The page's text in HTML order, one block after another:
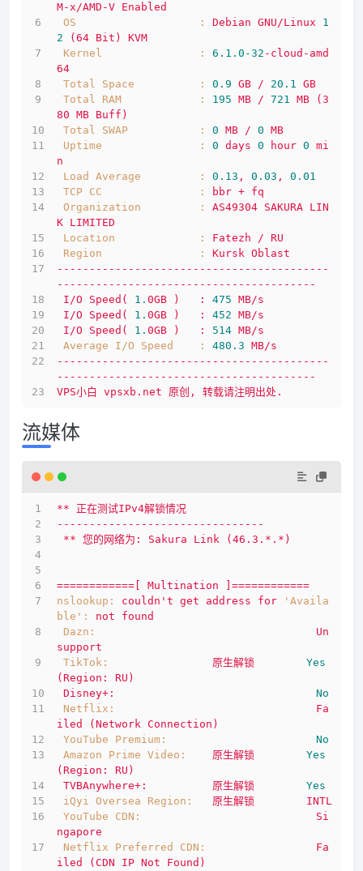
M-x/AMD-V Enabled
OS                   :
Debian GNU/Linux
1
2
(64 Bit)
KVM
Kernel               :
6.1 .0 -32 -cloud-amd
64
Total Space          :
0.9 GB / 20.1 GB
Total RAM            :
195 MB / 721 MB
(3
80 MB Buff)
Total SWAP           :
0 MB / 0 MB
Uptime               :
0 days 0 hour 0 mi
n
Load Average         :
0.13 , 0.03 ,
0.01
TCP CC               :
bbr + fq
Organization         :
AS49304 SAKURA LIN
K LIMITED
Location             :
Fatezh /
RU
Region               :
Kursk Oblast
------------------------------------------
----------------------------------------
I/O
Speed( 1. 0GB ) : 475 MB/s
I/O
Speed( 1. 0GB ) : 452 MB/s
I/O
Speed( 1. 0GB ) : 514 MB/s
Average I/O Speed    :
480.3 MB/s
------------------------------------------
----------------------------------------
VPS小白 vpsxb.net 原创, 转载请注明出处.
流媒体
**
正在测试IPv4解锁情况
--------------------------------
** 您的网络为: Sakura Link (46.3.*.*)
============[ Multination
]============
nslookup:
couldn't get address for
'Availa
ble':
not
found
Dazn:
Un
support
TikTok:
原生解锁
Yes
(Region:
RU)
Disney+:
No
Netflix:
Fa
iled
(Network Connection)
YouTube Premium:
No
Amazon Prime Video:
原生解锁
Yes
(Region:
RU)
TVBAnywhere+:
原生解锁
Yes
iQyi Oversea Region:
原生解锁
INTL
YouTube CDN:
Si
ngapore
Netflix Preferred CDN:
Fa
iled
(CDN IP Not
Found)